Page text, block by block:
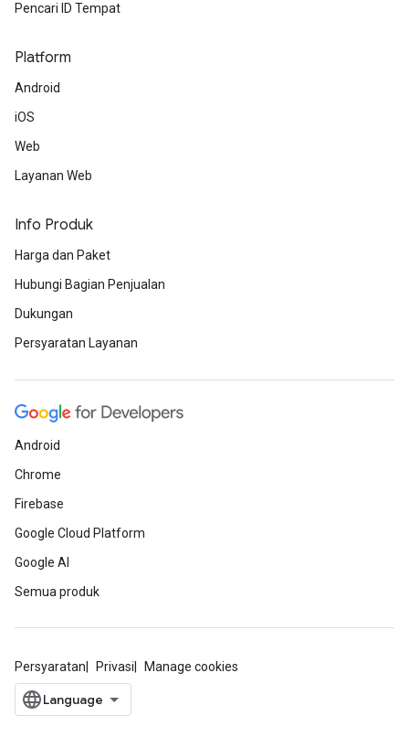
Pencari ID Tempat
Platform
Android
iOS
Web
Layanan Web
Info Produk
Harga dan Paket
Hubungi Bagian Penjualan
Dukungan
Persyaratan Layanan
Android
Chrome
Firebase
Google Cloud Platform
Google AI
Semua produk
Persyaratan Privasi Manage cookies